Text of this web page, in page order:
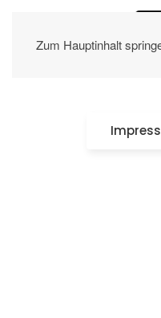
Zum Hauptinhalt